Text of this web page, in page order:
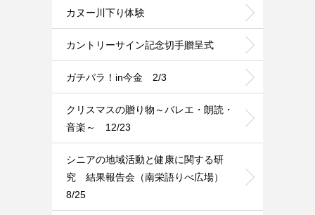
カヌー川下り体験
カントリーサイン記念切手贈呈式
ガチパラ！in今金 2/3
クリスマスの贈り物～バレエ・朗読・
音楽～ 12/23
シニアの地域活動と健康に関する研
究 結果報告会（南栄語りべ広場）
8/25